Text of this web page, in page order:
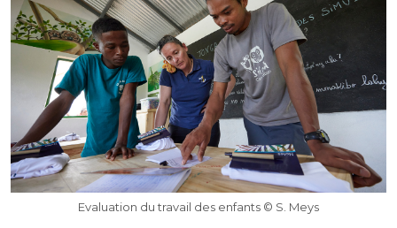
Evaluation du travail des enfants © S. Meys